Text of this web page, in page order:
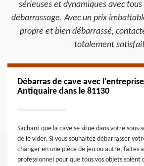
sérieuses et dynamiques avec
débarrassage. Avec un prix
propre et bien débarrassé,
totalement
Débarras de cave avec
Antiquaire dans le 81130
Sachant que la cave se situe dans votre sous-
de le vider. Si vous souhaitez débarrasser
changer en une pièce de jeu ou autre, faites
professionnel pour que tous vos objets soient